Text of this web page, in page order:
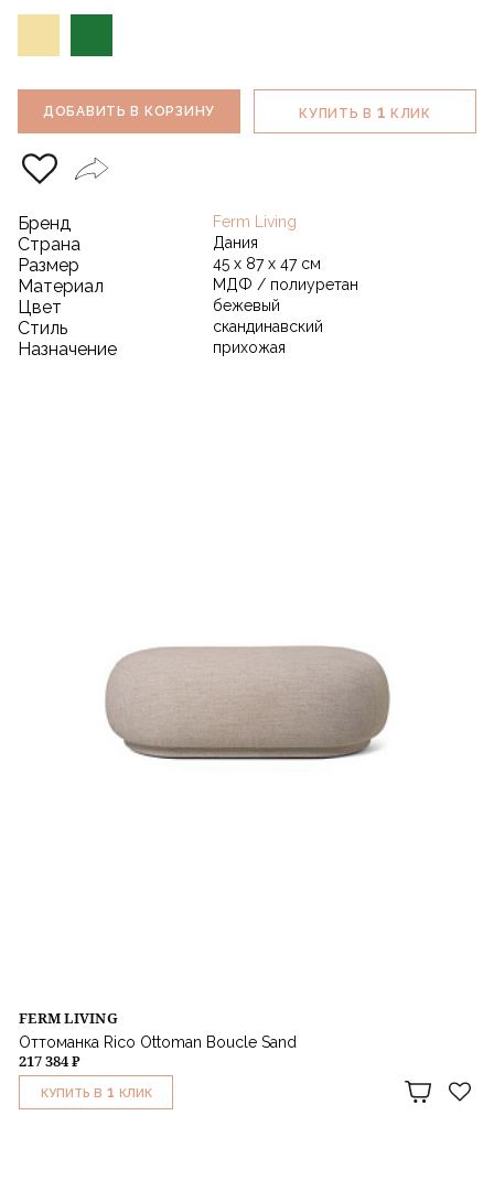
ДОБАВИТЬ В КОРЗИНУ КУПИТЬ В 1 КЛИК
Бренд Ferm Living
Страна Дания
Размер 45 х 87 х 47 см
Материал МДФ / полиуретан
Цвет бежевый
Стиль скандинавский
Назначение прихожая
FERM LIVING
Оттоманка Rico Ottoman Boucle Sand
217 384 ₽
КУПИТЬ В 1 КЛИК